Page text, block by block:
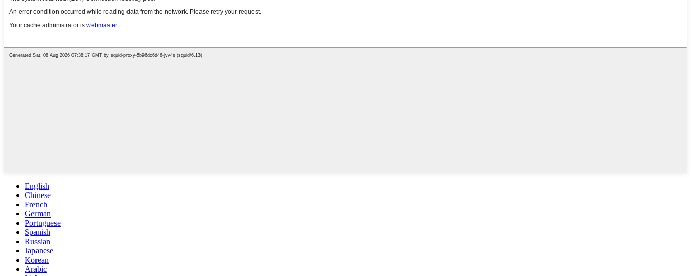
English
Chinese
French
German
Portuguese
Spanish
Russian
Japanese
Korean
Arabic